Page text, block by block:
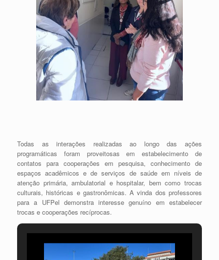
Todas as interações realizadas ao longo das ações
programáticas foram proveitosas em estabelecimento de
contatos para cooperações em pesquisa, conhecimento de
espaços acadêmicos e de serviços de saúde em níveis de
atenção primária, ambulatorial e hospitalar, bem como trocas
culturais, históricas e gastronômicas. A vinda dos professores
para a UFPel demonstra interesse genuíno em estabelecer
trocas e cooperações recíprocas.